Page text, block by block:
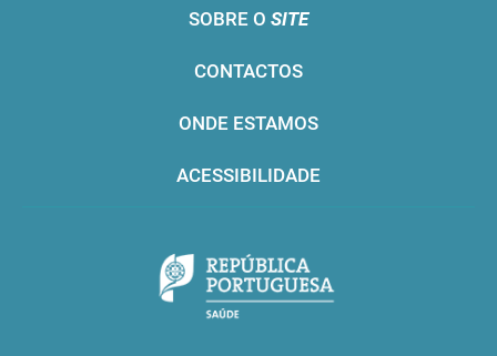
SOBRE O SITE
CONTACTOS
ONDE ESTAMOS
ACESSIBILIDADE